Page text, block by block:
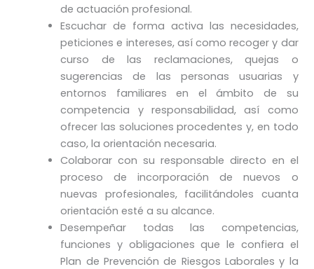
de actuación profesional.
Escuchar de forma activa las necesidades,
peticiones e intereses, así como recoger y dar
curso de las reclamaciones, quejas o
sugerencias de las personas usuarias y
entornos familiares en el ámbito de su
competencia y responsabilidad, así como
ofrecer las soluciones procedentes y, en todo
caso, la orientación necesaria.
Colaborar con su responsable directo en el
proceso de incorporación de nuevos o
nuevas profesionales, facilitándoles cuanta
orientación esté a su alcance.
Desempeñar todas las competencias,
funciones y obligaciones que le confiera el
Plan de Prevención de Riesgos Laborales y la